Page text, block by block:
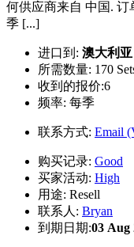
何供应商来自 中国. 订
季 [...]
进口到: 澳大利亚
所需数量: 170
收到的报价:6
频率: 每季
联系方式: Email
购买记录: Good
买家活动: High
用途: Resell
联系人: Bryan
到期日期:03 Aug